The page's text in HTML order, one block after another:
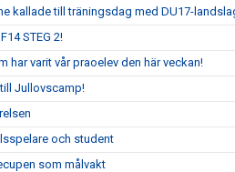
kallade till träningsdag med DU17-
STEG 2!
har varit vår praoelev den här veckan!
Jullovscamp!
och student
som målvakt